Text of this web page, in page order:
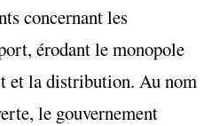
concernant les
érodant le monopole
et la distribution. Au nom
le gouvernement